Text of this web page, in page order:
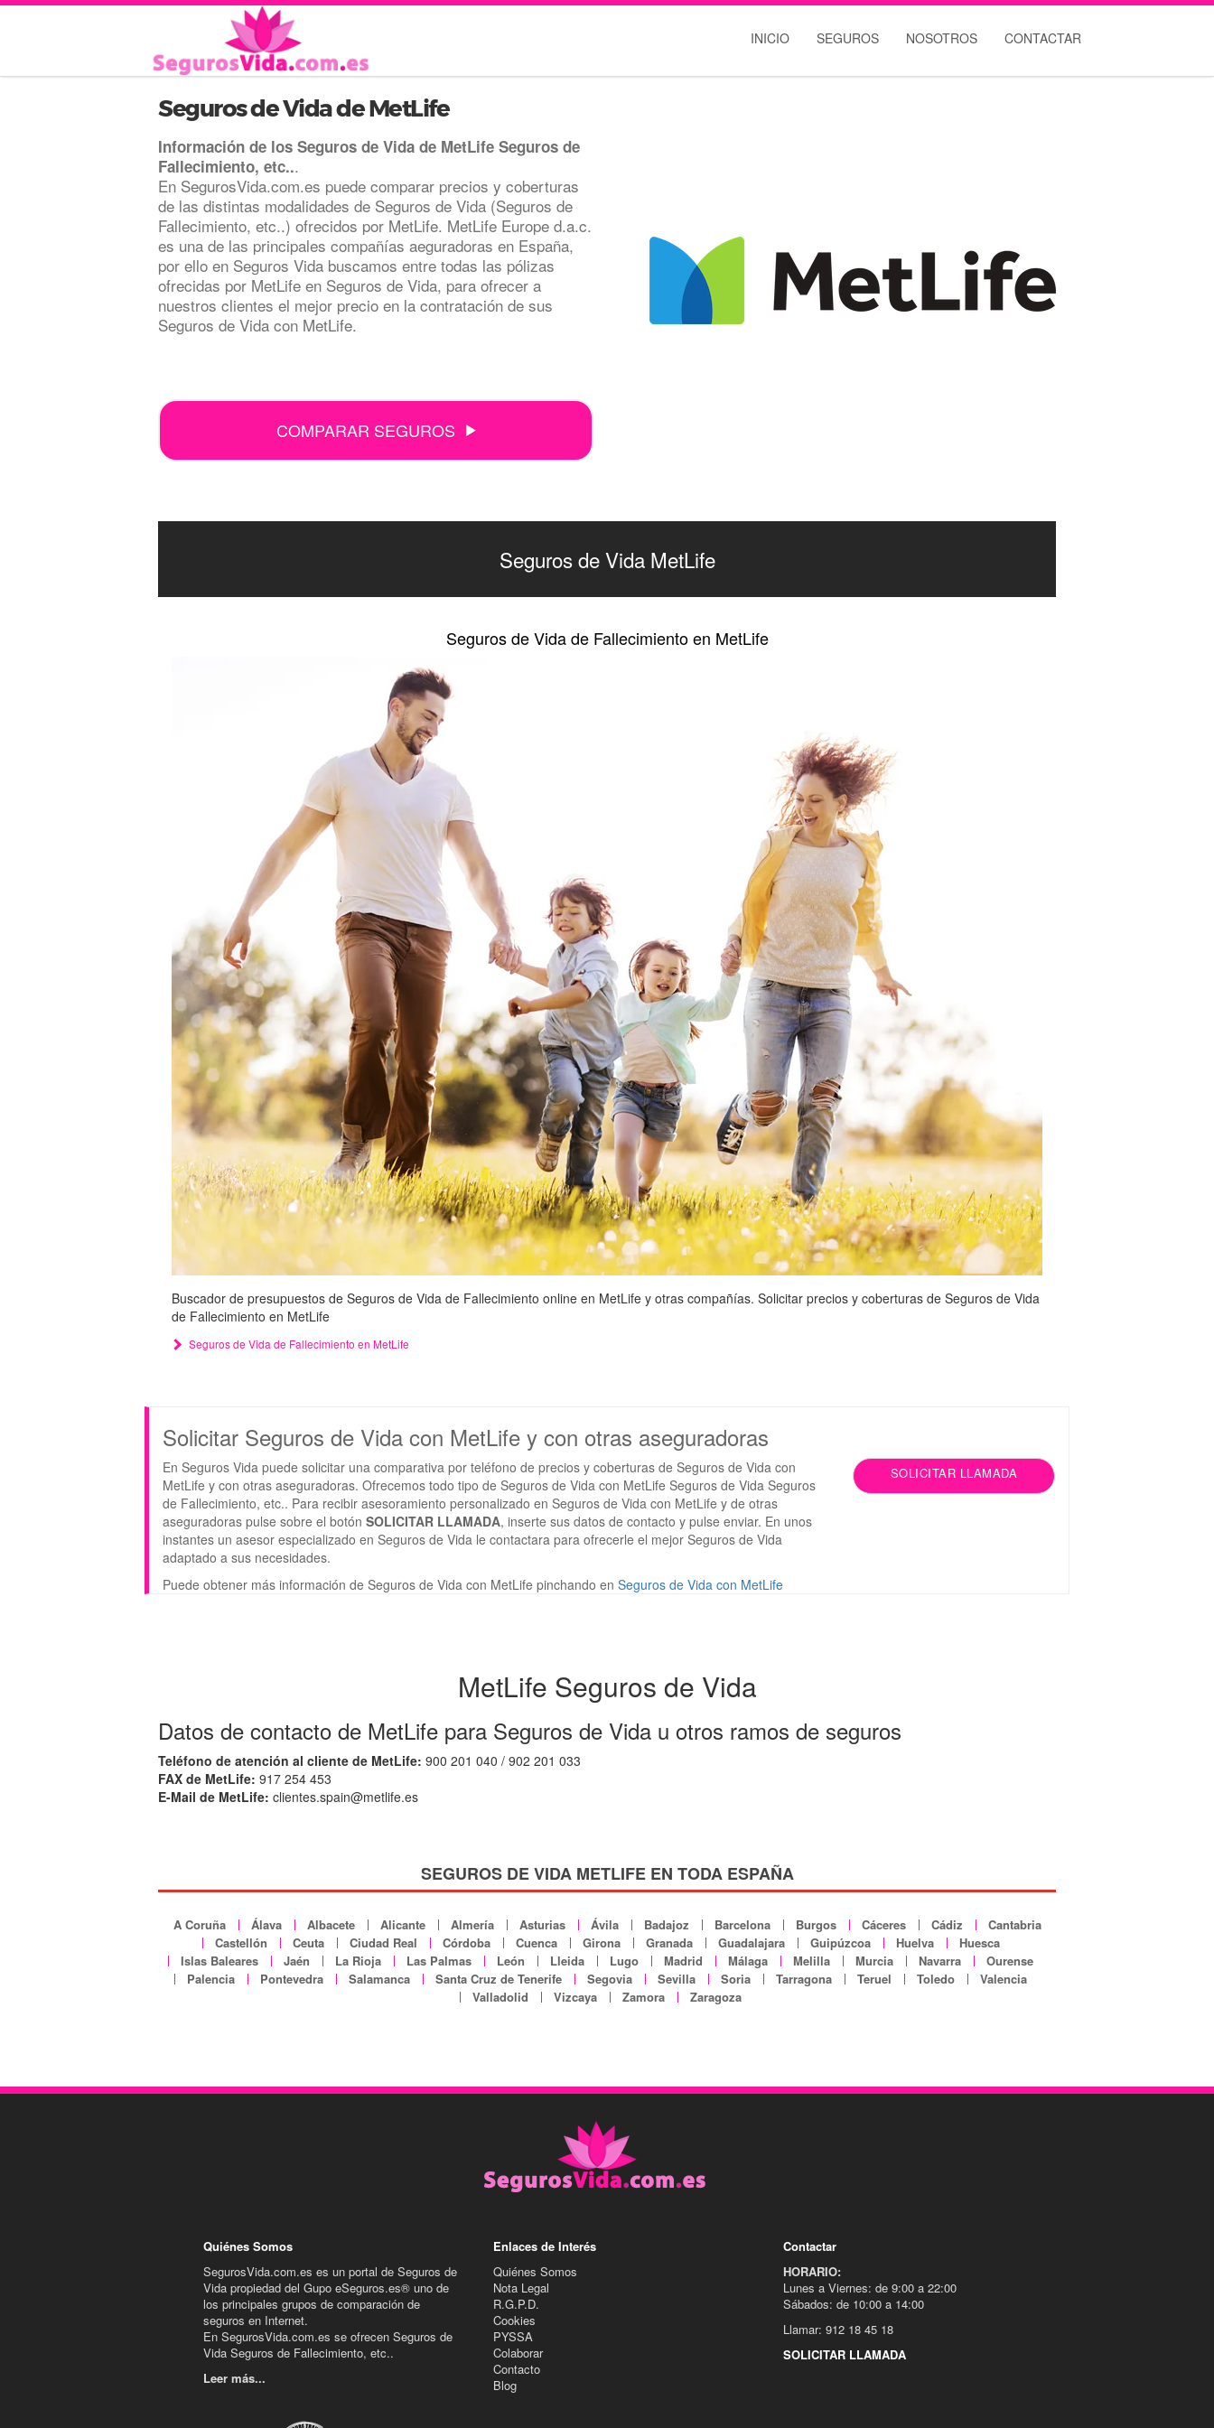
INICIO SEGUROS NOSOTROS CONTACTAR
Seguros de Vida de MetLife
Información de los Seguros de Vida de MetLife Seguros de
Fallecimiento, etc...
En SegurosVida.com.es puede comparar precios y coberturas
de las distintas modalidades de Seguros de Vida (Seguros de
Fallecimiento, etc..) ofrecidos por MetLife. MetLife Europe d.a.c.
es una de las principales compañías aeguradoras en España,
por ello en Seguros Vida buscamos entre todas las pólizas
ofrecidas por MetLife en Seguros de Vida, para ofrecer a
nuestros clientes el mejor precio en la contratación de sus
Seguros de Vida con MetLife.
COMPARAR SEGUROS
Seguros de Vida MetLife
Seguros de Vida de Fallecimiento en MetLife
Buscador de presupuestos de Seguros de Vida de Fallecimiento online en MetLife y otras compañías. Solicitar precios y coberturas de Seguros de Vida
de Fallecimiento en MetLife
Seguros de Vida de Fallecimiento en MetLife
Solicitar Seguros de Vida con MetLife y con otras aseguradoras
En Seguros Vida puede solicitar una comparativa por teléfono de precios y coberturas de Seguros de Vida con
MetLife y con otras aseguradoras. Ofrecemos todo tipo de Seguros de Vida con MetLife Seguros de Vida Seguros
de Fallecimiento, etc.. Para recibir asesoramiento personalizado en Seguros de Vida con MetLife y de otras
aseguradoras pulse sobre el botón SOLICITAR LLAMADA, inserte sus datos de contacto y pulse enviar. En unos
instantes un asesor especializado en Seguros de Vida le contactara para ofrecerle el mejor Seguros de Vida
adaptado a sus necesidades.
Puede obtener más información de Seguros de Vida con MetLife pinchando en Seguros de Vida con MetLife
SOLICITAR LLAMADA
MetLife Seguros de Vida
Datos de contacto de MetLife para Seguros de Vida u otros ramos de seguros
Teléfono de atención al cliente de MetLife: 900 201 040 / 902 201 033
FAX de MetLife: 917 254 453
E-Mail de MetLife: clientes.spain@metlife.es
SEGUROS DE VIDA METLIFE EN TODA ESPAÑA
A Coruña Álava Albacete Alicante Almería Asturias Ávila Badajoz Barcelona Burgos Cáceres Cádiz
Cantabria
Castellón
Ceuta Ciudad Real Córdoba Cuenca Girona Granada Guadalajara Guipúzcoa Huelva
Huesca
Islas Baleares
Jaén La Rioja Las Palmas León Lleida Lugo Madrid Málaga Melilla Murcia Navarra
Ourense
Palencia
Pontevedra Salamanca Santa Cruz de Tenerife Segovia Sevilla Soria Tarragona Teruel Toledo
Valencia
Valladolid
Vizcaya Zamora Zaragoza
Quiénes Somos
SegurosVida.com.es es un portal de Seguros de
Vida propiedad del Gupo eSeguros.es® uno de
los principales grupos de comparación de
seguros en Internet.
En SegurosVida.com.es se ofrecen Seguros de
Vida Seguros de Fallecimiento, etc..
Leer más...
Enlaces de Interés
Quiénes Somos
Nota Legal
R.G.P.D.
Cookies
PYSSA
Colaborar
Contacto
Blog
Contactar
HORARIO:
Lunes a Viernes: de 9:00 a 22:00
Sábados: de 10:00 a 14:00
Llamar: 912 18 45 18
SOLICITAR LLAMADA